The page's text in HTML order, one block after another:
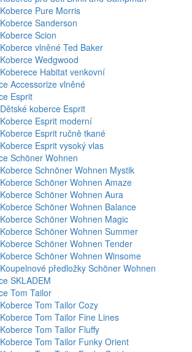
Koberce Pure Morris
Koberce Sanderson
Koberce Scion
Koberce vlněné Ted Baker
Koberce Wedgwood
Koberece Habitat venkovní
Accessorize vlněné
Esprit
Dětské koberce Esprit
Koberce Esprit moderní
Koberce Esprit ručně tkané
Koberce Esprit vysoký vlas
Schöner Wohnen
Koberce Schnöner Wohnen Mystik
Koberce Schöner Wohnen Amaze
Koberce Schöner Wohnen Aura
Koberce Schöner Wohnen Balance
Koberce Schöner Wohnen Magic
Koberce Schöner Wohnen Summer
Koberce Schöner Wohnen Tender
Koberce Schöner Wohnen Winsome
Koupelnové předložky Schöner Wohnen
SKLADEM
Tom Tailor
Koberce Tom Tailor Cozy
Koberce Tom Tailor Fine Lines
Koberce Tom Tailor Fluffy
Koberce Tom Tailor Funky Orient